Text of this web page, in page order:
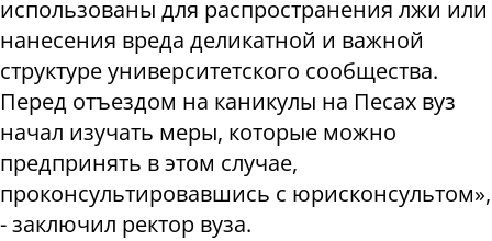
использованы для распространения лжи или
нанесения вреда деликатной и важной
структуре университетского сообщества.
Перед отъездом на каникулы на Песах вуз
начал изучать меры, которые можно
предпринять в этом случае,
проконсультировавшись с юрисконсультом»,
- заключил ректор вуза.